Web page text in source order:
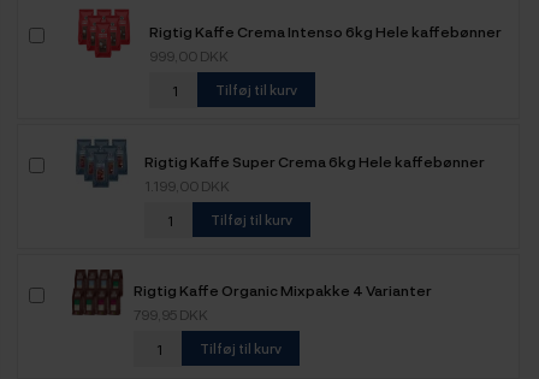
Rigtig Kaffe Crema Intenso 6kg Hele kaffebønner
999,00 DKK
Tilføj til kurv
Rigtig Kaffe Super Crema 6kg Hele kaffebønner
1.199,00 DKK
Tilføj til kurv
Rigtig Kaffe Organic Mixpakke 4 Varianter
799,95 DKK
Tilføj til kurv